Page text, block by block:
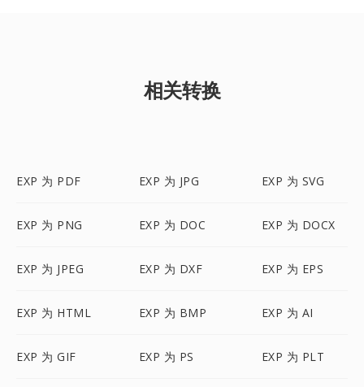
相关转换
EXP 为 PDF EXP 为 JPG EXP 为 SVG
EXP 为 PNG EXP 为 DOC EXP 为 DOCX
EXP 为 JPEG EXP 为 DXF EXP 为 EPS
EXP 为 HTML EXP 为 BMP EXP 为 AI
EXP 为 GIF EXP 为 PS EXP 为 PLT